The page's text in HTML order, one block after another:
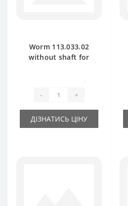
Worm 113.033.02
without shaft for
- +
ДІЗНАТИСЬ ЦІНУ